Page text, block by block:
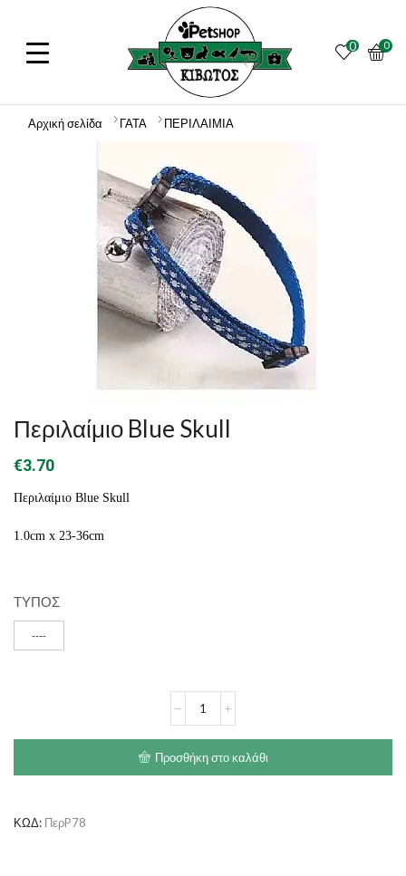
0 0
Αρχική σελίδα ΓΑΤΑ ΠΕΡΙΛΑΙΜΙΑ
Περιλαίμιο Blue Skull
€3.70
Περιλαίμιο Blue Skull
1.0cm x 23-36cm
ΤΥΠΟΣ
----
Προσθήκη στο καλάθι
ΚΩΔ: ΠερP78